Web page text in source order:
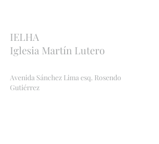
IELHA
Iglesia Martín Lutero
Avenida Sánchez Lima esq. Rosendo
Gutiérrez